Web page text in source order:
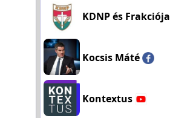
KDNP és Frakciója
Kocsis Máté
Kontextus